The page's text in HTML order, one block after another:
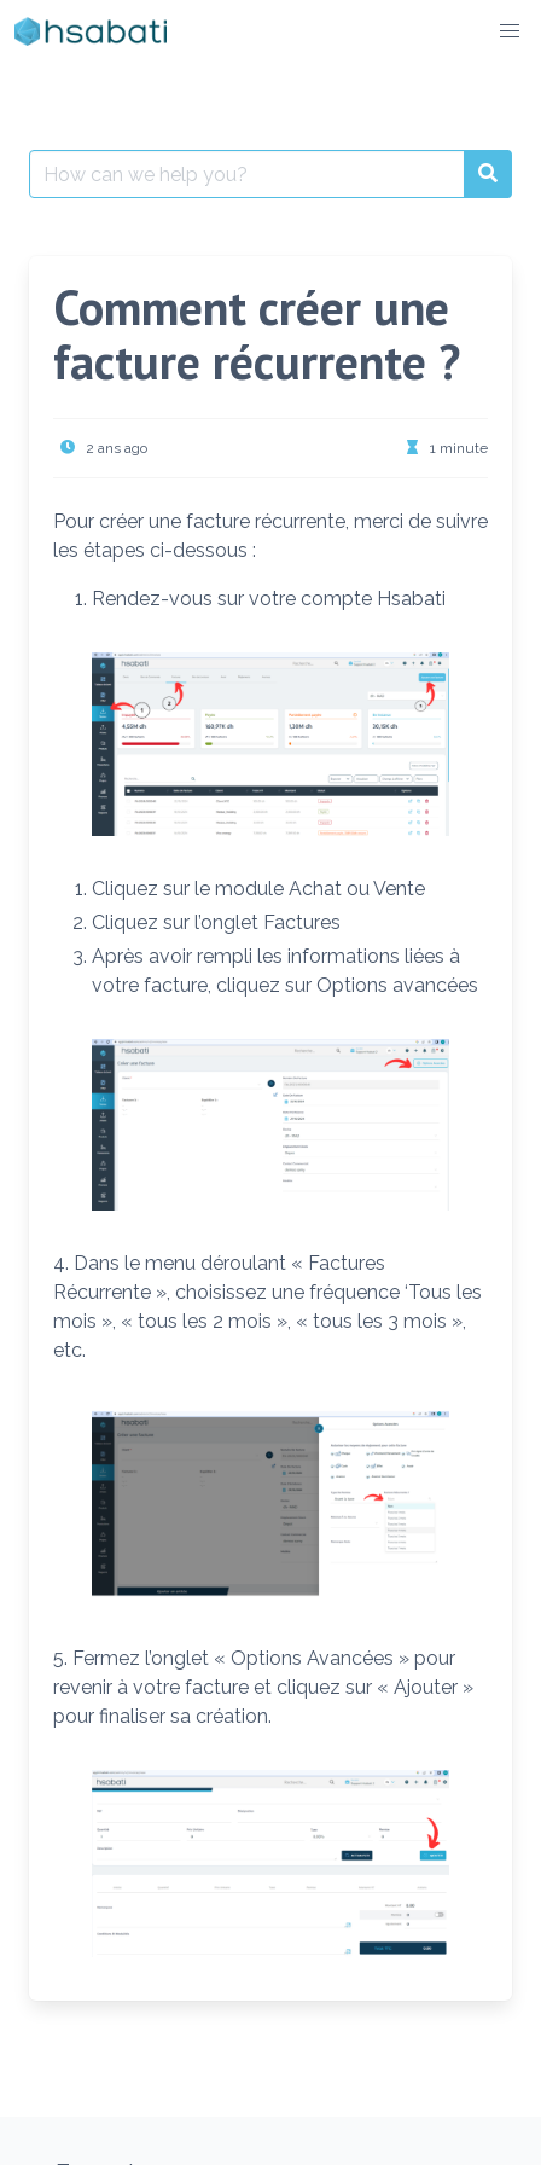
Skip
to
Search
for:
Comment créer une
facture récurrente ?
2 ans ago 1 minute
Pour créer une facture récurrente, merci de suivre
les étapes ci-dessous :
Rendez-vous sur votre compte Hsabati
Cliquez sur le module Achat ou Vente
Cliquez sur l’onglet Factures
Après avoir rempli les informations liées à
votre facture, cliquez sur Options avancées
4. Dans le menu déroulant « Factures
Récurrente », choisissez une fréquence ‘Tous les
mois », « tous les 2 mois », « tous les 3 mois »,
etc.
5. Fermez l’onglet « Options Avancées » pour
revenir à votre facture et cliquez sur « Ajouter »
pour finaliser sa création.